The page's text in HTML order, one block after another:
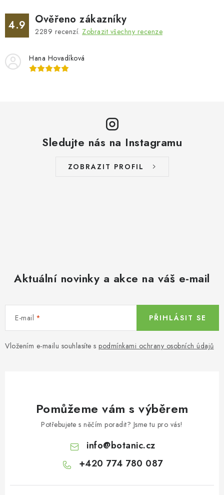
4.9 Ověřeno zákazníky
2289 recenzí. Zobrazit všechny recenze
Hana Hovadíková
Sledujte nás na Instagramu
ZOBRAZIT PROFIL
Aktuální novinky a akce na váš e-mail
E-mail
Vložením e-mailu souhlasíte s podmínkami ochrany osobních údajů
PŘIHLÁSIT SE
Pomůžeme vám s výběrem
Potřebujete s něčím poradit? Jsme tu pro vás!
info@botanic.cz
+420 774 780 087